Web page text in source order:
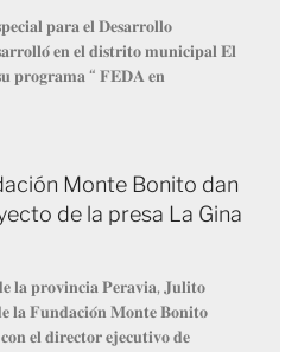
𝐩𝐚𝐫𝐚 𝐞𝐥 𝐃𝐞𝐬𝐚𝐫𝐫𝐨𝐥𝐥𝐨
𝐞𝐧 𝐞𝐥 𝐝𝐢𝐬𝐭𝐫𝐢𝐭𝐨 𝐦𝐮𝐧𝐢𝐜𝐢𝐩𝐚𝐥 𝐄𝐥
𝐩𝐫𝐨𝐠𝐫𝐚𝐦𝐚 “ 𝐅𝐄𝐃𝐀 𝐞𝐧
Monte Bonito dan
de la presa La Gina
𝐩𝐫𝐨𝐯𝐢𝐧𝐜𝐢𝐚 𝐏𝐞𝐫𝐚𝐯𝐢𝐚, 𝐉𝐮𝐥𝐢𝐭𝐨
𝐥𝐚 𝐅𝐮𝐧𝐝𝐚𝐜𝐢𝐨́𝐧 𝐌𝐨𝐧𝐭𝐞 𝐁𝐨𝐧𝐢𝐭𝐨
𝐞𝐥 𝐝𝐢𝐫𝐞𝐜𝐭𝐨𝐫 𝐞𝐣𝐞𝐜𝐮𝐭𝐢𝐯𝐨 𝐝𝐞